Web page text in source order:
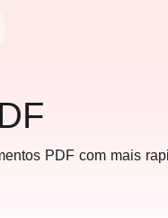
PDF com mais